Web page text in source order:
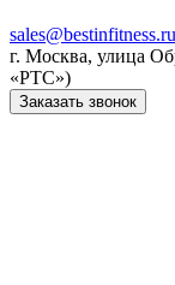
sales@bestinfitness.ru
г. Москва, улица
«РТС»)
Заказать звонок